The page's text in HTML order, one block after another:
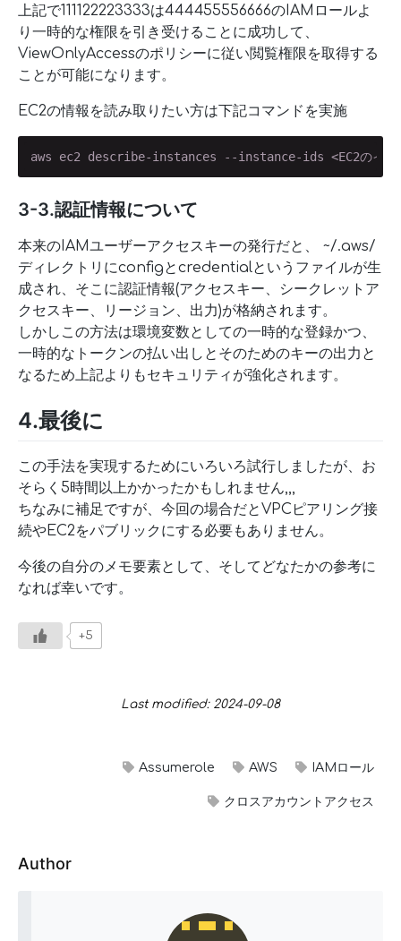
上記で111122223333は444455556666のIAMロールよ
り一時的な権限を引き受けることに成功して、
ViewOnlyAccessのポリシーに従い閲覧権限を取得する
ことが可能になります。
EC2の情報を読み取りたい方は下記コマンドを実施
aws ec2 describe-instances --instance-ids <EC2のイン
3-3.認証情報について
本来のIAMユーザーアクセスキーの発行だと、 ~/.aws/
ディレクトリにconfigとcredentialというファイルが生
成され、そこに認証情報(アクセスキー、シークレットア
クセスキー、リージョン、出力)が格納されます。
しかしこの方法は環境変数としての一時的な登録かつ、
一時的なトークンの払い出しとそのためのキーの出力と
なるため上記よりもセキュリティが強化されます。
4.最後に
この手法を実現するためにいろいろ試行しましたが、お
そらく5時間以上かかったかもしれません,,,
ちなみに補足ですが、今回の場合だとVPCピアリング接
続やEC2をパブリックにする必要もありません。
今後の自分のメモ要素として、そしてどなたかの参考に
なれば幸いです。
+5
Last modified: 2024-09-08
Assumerole AWS IAMロール
クロスアカウントアクセス
Author